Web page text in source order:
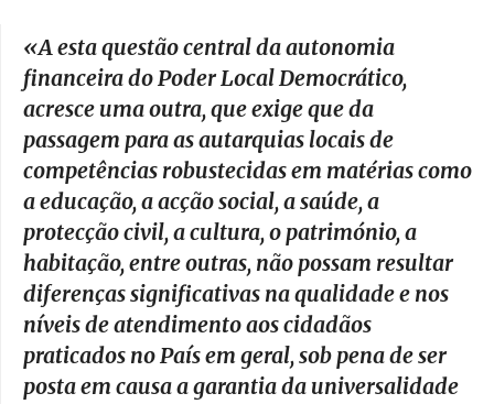
«Aesta questão central da autonomia
financeira do Poder Local Democrático,
acresce uma outra, que exige que da
passagem para as autarquias locais de
competências robustecidas em matérias como
a educação, a acção social, a saúde, a
protecção civil, a cultura, o património, a
habitação, entre outras, não possam resultar
diferenças significativas na qualidade e nos
níveis de atendimento aos cidadãos
praticados no País em geral, sob pena de ser
posta em causa a garantia da universalidade